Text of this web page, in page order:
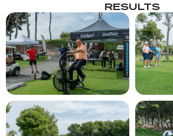
RESULTS